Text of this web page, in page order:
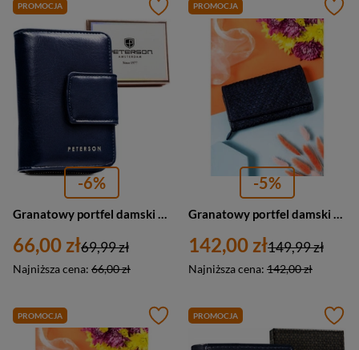
PROMOCJA
-6%
66,00 zł
Najniższa cena: 66,00 zł
69,99 zł
PROMOCJA
-5%
142,00 zł
Najniższa cena: 142,00 zł
149,99 zł
PROMOCJA PROMOCJA